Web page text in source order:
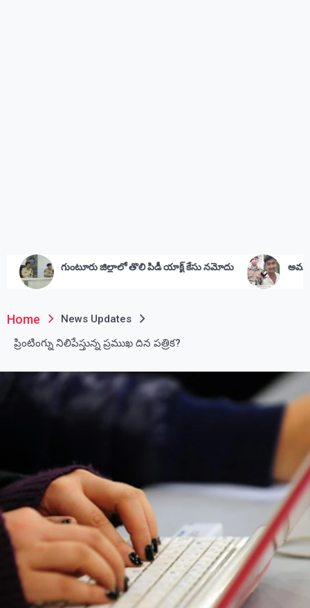
తొలి పిడీ యాక్ట్ కేసు నమోదు అమర జవాన్‌కు సీఎం జగన్ నివాళి
Home
News Updates
ప్రింటింగ్ను నిలిపేస్తున్న ప్రముఖ దిన పత్రిక?